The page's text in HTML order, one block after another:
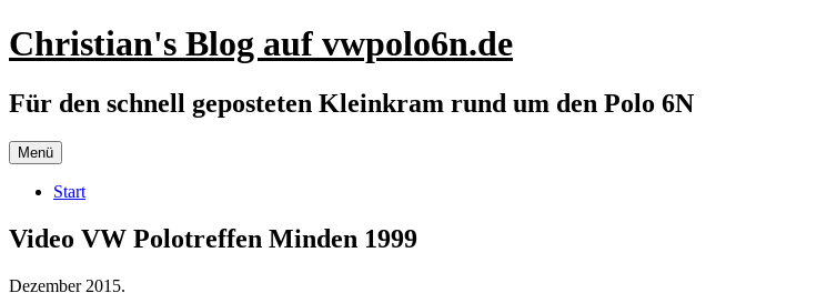
Zum
Inhalt
Christian's Blog auf vwpolo6n.de
Für den schnell geposteten Kleinkram rund um den Polo 6N
Menü
Start
Video VW Polotreffen Minden 1999
Dezember 2015.